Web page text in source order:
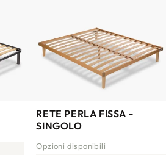
RETE PERLA FISSA -
SINGOLO
Opzioni disponibili